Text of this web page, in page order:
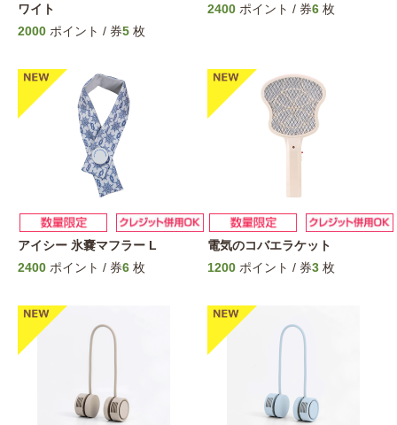
ワイト
2000 ポイント / 券5 枚
2400 ポイント / 券6 枚
アイシー 氷嚢マフラー L
2400 ポイント / 券6 枚
電気のコバエラケット
1200 ポイント / 券3 枚